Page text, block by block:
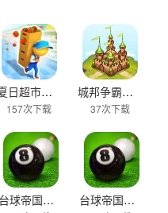
夏日超市帝国
157次下载
城邦争霸黑暗帝国版本
37次下载
台球帝国安卓版 台球帝国正版